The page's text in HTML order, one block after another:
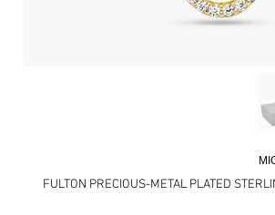
FULTON PRECIOUS-METAL PLATED